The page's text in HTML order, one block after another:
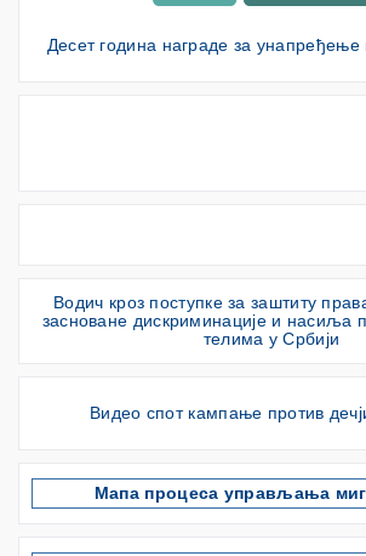
Десет година награде за унапређење
Водич кроз поступке за заштиту
засноване дискриминације и насиља
телима у Србији
Видео спот кампање против
Мапа процеса управљања